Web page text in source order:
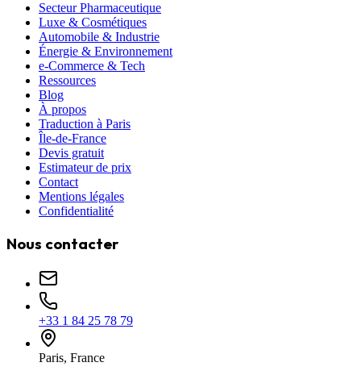
Secteur Pharmaceutique
Luxe & Cosmétiques
Automobile & Industrie
Énergie & Environnement
e-Commerce & Tech
Ressources
Blog
À propos
Traduction à Paris
Île-de-France
Devis gratuit
Estimateur de prix
Contact
Mentions légales
Confidentialité
Nous contacter
+33 1 84 25 78 79
Paris, France